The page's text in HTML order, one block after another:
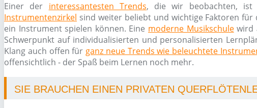
Einer der interessantesten Trends, die wir beobachten, ist
Instrumentenzirkel sind weiter beliebt und wichtige Faktoren für
ein Instrument spielen können. Eine moderne Musikschulewird
Schwerpunkt auf individualisierten und personalisierten
Klang auch offen für ganz neue Trends wie beleuchtete
offensichtlich - der Spaß beim Lernen noch mehr.
SIE BRAUCHEN EINEN PRIVATEN